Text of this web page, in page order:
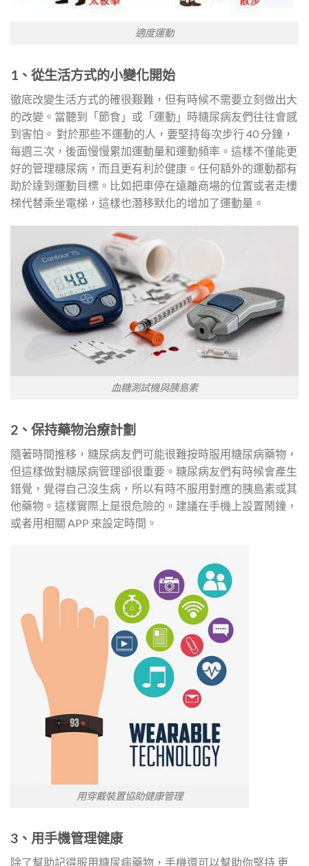
適度運動
1、從生活方式的小變化開始
徹底改變生活方式的確很艱難，但有時候不需要立刻做出大
的改變。當聽到「節食」或「運動」時糖尿病友們往往會感
到害怕。 對於那些不運動的人，要堅持每次步行 40 分鐘，
每週三次，後面慢慢累加運動量和運動頻率。這樣不僅能更
好的管理糖尿病，而且更有利於健康。任何額外的運動都有
助於達到運動目標。比如把車停在遠離商場的位置或者走樓
梯代替乘坐電梯，這樣也潛移默化的增加了運動量。
血糖測試機與胰島素
2、保持藥物治療計劃
隨著時間推移，糖尿病友們可能很難按時服用糖尿病藥物，
但這樣做對糖尿病管理卻很重要。糖尿病友們有時候會產生
錯覺，覺得自己沒生病，所以有時不服用對應的胰島素或其
他藥物。這樣實際上是很危險的。建議在手機上設置鬧鐘，
或者用相關 APP 來設定時間。
用穿戴裝置協助健康管理
3、用手機管理健康
除了幫助記得服用糖尿病藥物，手機還可以幫助你堅持 更